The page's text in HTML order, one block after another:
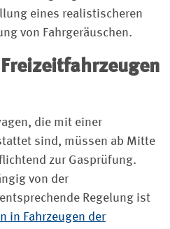
eines realistischeren
von Fahrgeräuschen.
die mit einer
sind, müssen ab Mitte
zur Gasprüfung.
von der
Regelung ist
in Fahrzeugen der